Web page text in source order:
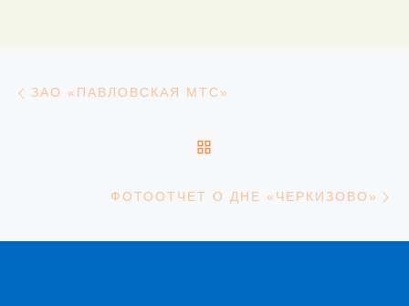
Навигация
ЗАО «ПАВЛОВСКАЯ МТС»
ФОТООТЧЕТ О ДНЕ «ЧЕРКИЗОВО»